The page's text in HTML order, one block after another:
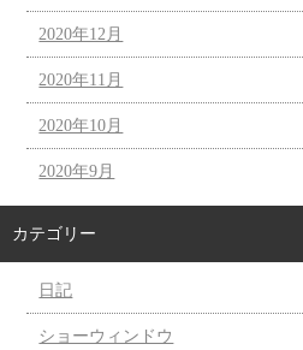
2020年12月
2020年11月
2020年10月
2020年9月
カテゴリー
日記
ショーウィンドウ